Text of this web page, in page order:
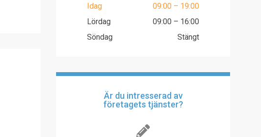
Idag
09:00 – 19:00
Lördag
09:00 – 16:00
Söndag
Stängt
Är du intresserad av
företagets tjänster?